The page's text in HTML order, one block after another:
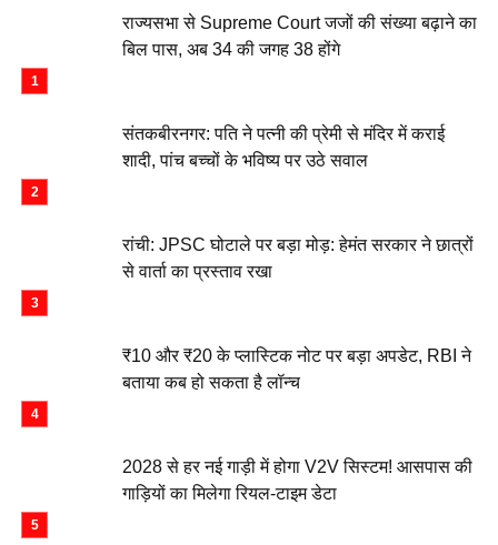
राज्यसभा से Supreme Court जजों की संख्या बढ़ाने का
बिल पास, अब 34 की जगह 38 होंगे
संतकबीरनगर: पति ने पत्नी की प्रेमी से मंदिर में कराई
शादी, पांच बच्चों के भविष्य पर उठे सवाल
रांची: JPSC घोटाले पर बड़ा मोड़: हेमंत सरकार ने छात्रों
से वार्ता का प्रस्ताव रखा
₹10 और ₹20 के प्लास्टिक नोट पर बड़ा अपडेट, RBI ने
बताया कब हो सकता है लॉन्च
2028 से हर नई गाड़ी में होगा V2V सिस्टम! आसपास की
गाड़ियों का मिलेगा रियल-टाइम डेटा